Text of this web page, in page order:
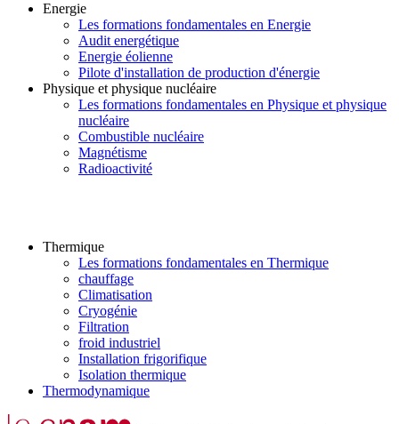
Energie
Les formations fondamentales en Energie
Audit energétique
Energie éolienne
Pilote d'installation de production d'énergie
Physique et physique nucléaire
Les formations fondamentales en Physique et physique
nucléaire
Combustible nucléaire
Magnétisme
Radioactivité
Thermique
Les formations fondamentales en Thermique
chauffage
Climatisation
Cryogénie
Filtration
froid industriel
Installation frigorifique
Isolation thermique
Thermodynamique